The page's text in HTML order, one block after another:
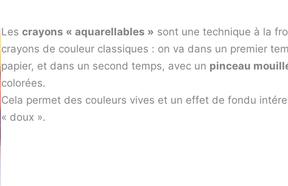
Les crayons « aquarellables » sont une technique à la
crayons de couleur classiques : on va dans un premier
papier, et dans un second temps, avec un pinceau
colorées.
Cela permet des couleurs vives et un effet de fondu
« doux ».